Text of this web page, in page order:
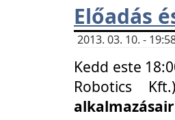
Előadás
2013. 03. 10. -
Kedd este
Robotics